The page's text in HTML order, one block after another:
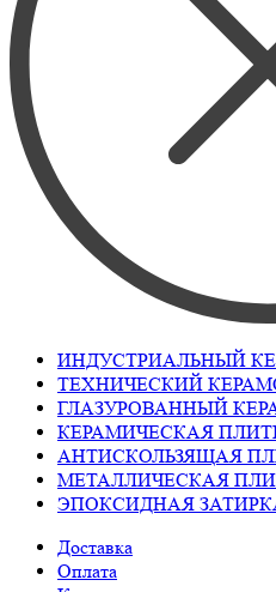
ИНДУСТРИАЛЬНЫЙ
ТЕХНИЧЕСКИЙ
ГЛАЗУРОВАННЫЙ
КЕРАМИЧЕСКАЯ
АНТИСКОЛЬЗЯЩАЯ
МЕТАЛЛИЧЕСКАЯ
ЭПОКСИДНАЯ
Доставка
Оплата